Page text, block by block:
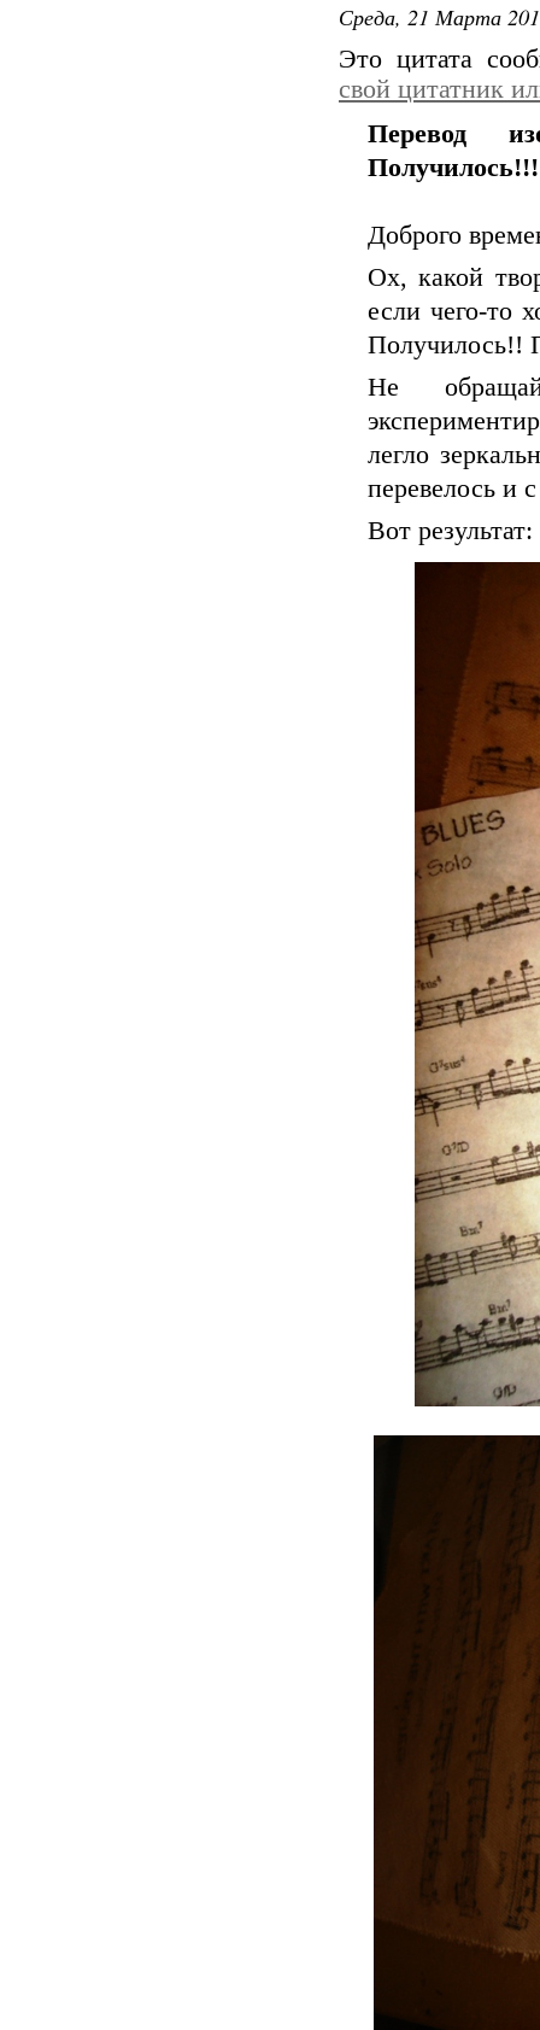
Среда, 21 Марта
Это цитата
свой цитатник
Перевод
Доброго
Ох, какой
если чего-то
Получилось!!
Не
легло
перевелось и
Вот результат: